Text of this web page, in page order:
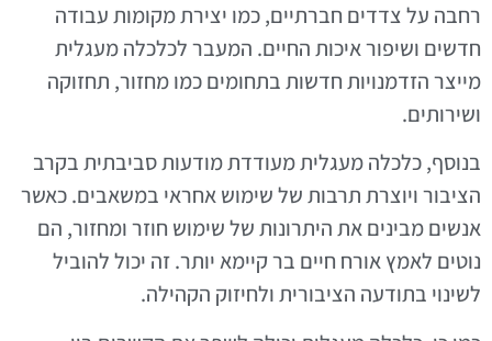
רחבה על צדדים חברתיים, כמו יצירת מקומות עבודה
חדשים ושיפור איכות החיים. המעבר לכלכלה מעגלית
מייצר הזדמנויות חדשות בתחומים כמו מחזור, תחזוקה
ושירותים.
בנוסף, כלכלה מעגלית מעודדת מודעות סביבתית בקרב
הציבור ויוצרת תרבות של שימוש אחראי במשאבים. כאשר
אנשים מבינים את היתרונות של שימוש חוזר ומחזור, הם
נוטים לאמץ אורח חיים בר קיימא יותר. זה יכול להוביל
לשינוי בתודעה הציבורית ולחיזוק הקהילה.